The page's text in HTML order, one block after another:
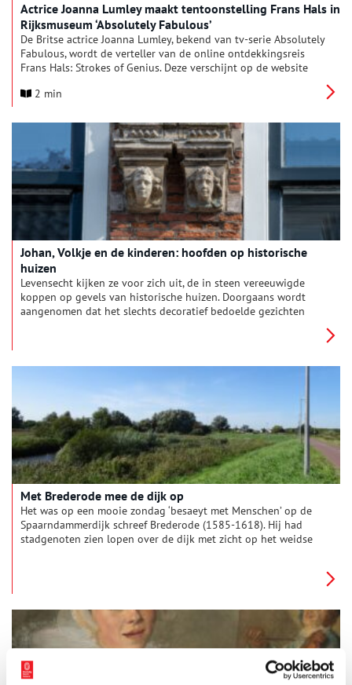
Actrice Joanna Lumley maakt tentoonstelling Frans Hals in
Rijksmuseum ‘Absolutely Fabulous’
De Britse actrice Joanna Lumley, bekend van tv-serie Absolutely
Fabulous, wordt de verteller van de online ontdekkingsreis
Frans Hals: Strokes of Genius. Deze verschijnt op de website
16 februari opent. Joanna Lumley is groot fan van de
Ze twijfelde daarom geen moment toen ze gevraagd werd voor
haar rol bij de Frans Hals-tentoonstelling. De Nederlandse
versie, De geniale streken van Frans Hals, wordt ingesproken
door actrice Eva van de Gucht (Iedereen beroemd, Oogappels,
Klokhuis), die net als Frans Hals Vlaamse roots heeft.
2 min
Johan, Volkje en de kinderen: hoofden op historische
huizen
Levensecht kijken ze voor zich uit, de in steen vereeuwigde
koppen op gevels van historische huizen. Doorgaans wordt
aangenomen dat het slechts decoratief bedoelde gezichten
Haarlem bijvoorbeeld.
Met Brederode mee de dijk op
Het was op een mooie zondag ‘besaeyt met Menschen’ op de
Spaarndammerdijk schreef Brederode (1585-1618). Hij had
stadgenoten zien lopen over de dijk met zicht op het weidse